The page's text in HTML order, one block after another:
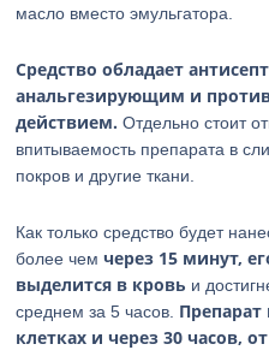
масло вместо эмульгатора.
Средство обладает
анальгезирующим и
действием. Отдельно стоит
впитываемость препарата в
покров и другие ткани.
Как только средство будет
более чемчерез 15 минут,
выделится в кровь и
среднем за 5 часов. Препарат
клетках и через 30 часов,